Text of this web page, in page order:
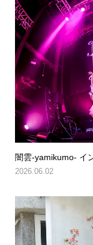
闇雲-yamikumo- イ
2026.06.02